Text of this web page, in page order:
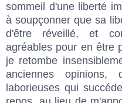
sommeil d'une liberté
à soupçonner que sa
d'être réveillé, et
agréables pour en être
je retombe
anciennes
laborieuses qui